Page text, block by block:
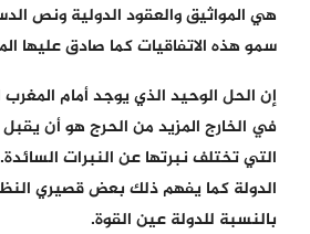
هي المواثيق والعقود الدولية ونص
سمو هذه الاتفاقيات كما صادق عليها
إن الحل الوحيد الذي يوجد أمام
في الخارج المزيد من الحرج هو أن يقبل
التي تختلف نبرتها عن النبرات
الدولة كما يفهم ذلك بعض قصيري
بالنسبة للدولة عين القوة.